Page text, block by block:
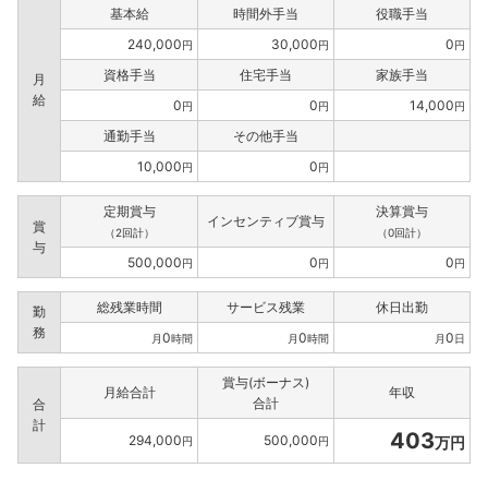
月
給
基本給 時間外手当
役職手当
240,000円 30,000円 0円
資格手当 住宅手当
家族手当
0円 0円 14,000円
通勤手当
その他手当
10,000円 0円
賞
与
定期賞与
（2回計）
インセンティブ賞与
決算賞与
（0回計）
500,000円 0円 0円
勤
務
総残業時間 サービス残業 休日出勤
月0時間 月0時間 月0日
合
計
月給合計
賞与(ボーナス)
合計
年収
294,000円 500,000円 403万円